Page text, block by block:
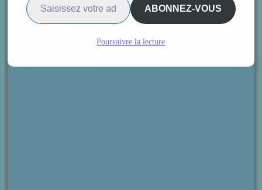
ABONNEZ-VOUS
Poursuivre la lecture